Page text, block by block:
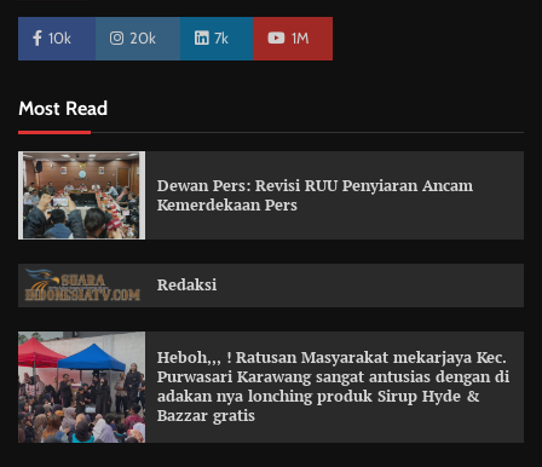
10k 20k 7k 1M
Most Read
Dewan Pers: Revisi RUU Penyiaran Ancam
Kemerdekaan Pers
Redaksi
Heboh,,, ! Ratusan Masyarakat mekarjaya Kec.
Purwasari Karawang sangat antusias dengan di
adakan nya lonching produk Sirup Hyde &
Bazzar gratis